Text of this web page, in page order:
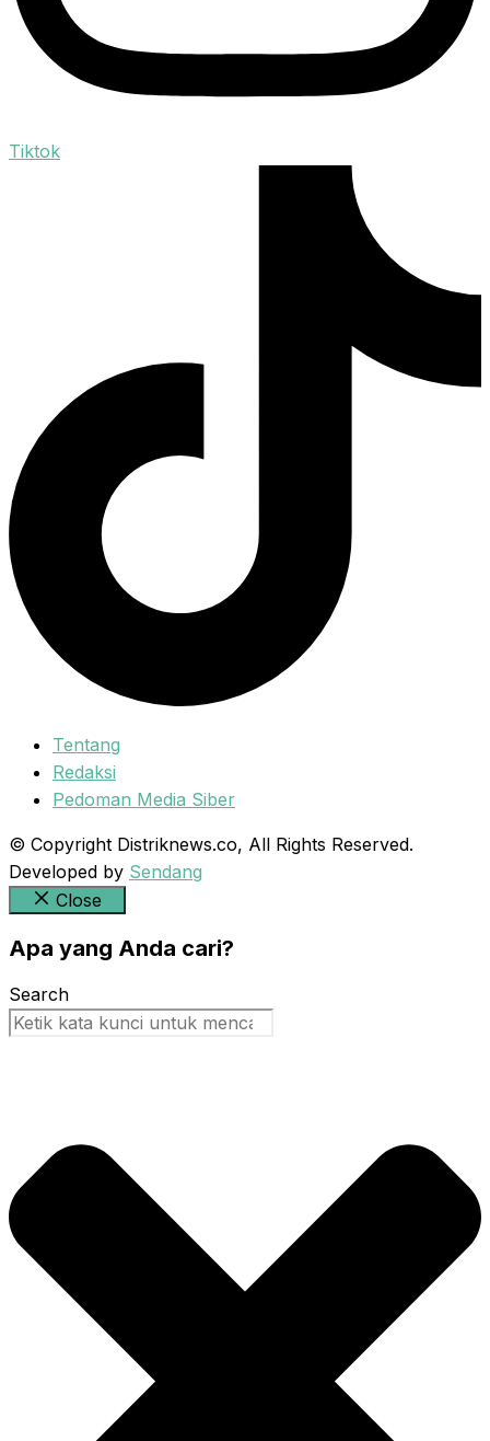
Tiktok
Tentang
Redaksi
Pedoman Media Siber
© Copyright Distriknews.co, All Rights Reserved.
Developed by Sendang
Close
Apa yang Anda cari?
Search